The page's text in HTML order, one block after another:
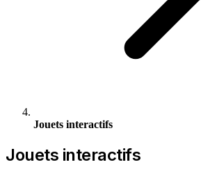
Jouets interactifs
Jouets interactifs